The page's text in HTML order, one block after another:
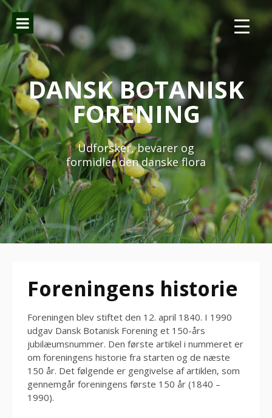
Spring
indhold
DANSK BOTANISK
FORENING
Udforsker, bevarer og
formidler den danske flora
Foreningens historie
Foreningen blev stiftet den 12. april 1840. I 1990
udgav Dansk Botanisk Forening et 150-års
jubilæumsnummer. Den første artikel i nummeret er
om foreningens historie fra starten og de næste
150 år. Det følgende er gengivelse af artiklen, som
gennemgår foreningens første 150 år (1840 –
1990).